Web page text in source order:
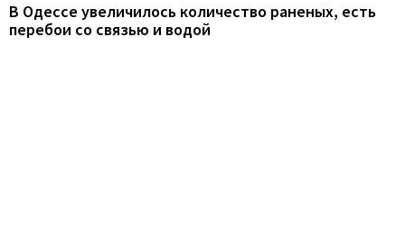
В Одессе увеличилось количество раненых, есть
перебои со связью и водой